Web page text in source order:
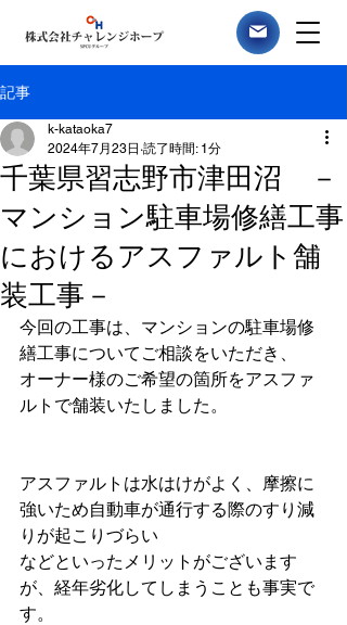
記事
千葉県習志野市津田沼 －
マンション駐車場修繕工事
におけるアスファルト舗
装工事－
k-kataoka7
2024年7月23日 読了時間: 1分
今回の工事は、マンションの駐車場修
繕工事についてご相談をいただき、
オーナー様のご希望の箇所をアスファ
ルトで舗装いたしました。
アスファルトは水はけがよく、摩擦に
強いため自動車が通行する際のすり減
りが起こりづらい
などといったメリットがございます
が、経年劣化してしまうことも事実で
す。